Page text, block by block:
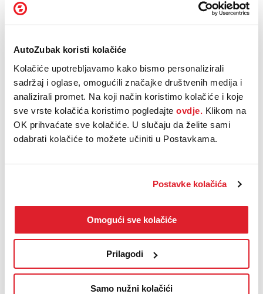
AutoZubak koristi kolačiće
Kolačiće upotrebljavamo kako bismo personalizirali
sadržaj i oglase, omogućili značajke društvenih medija i
analizirali promet. Na koji način koristimo kolačiće i koje
sve vrste kolačića koristimo pogledajte ovdje. Klikom na
OK prihvaćate sve kolačiće. U slučaju da želite sami
odabrati kolačiće to možete učiniti u Postavkama.
Postavke kolačića
Omogući sve kolačiće
Prilagodi
Samo nužni kolačići
Sustavi potpora za vozača
izlaska iz parkirnog mjesta (Rear Cross Traffic Alert), potpora za
potporom za zaustavljanje u nuždi (Emergency Assist).
U novitete se ubraja „Travel Assist“koji prvi put u nekom Volkswagen
gospodarskom vozilu omogućujepotpomognutu vožnjuu
cjelokupnom rasponu brzine. U kombinaciji sa sustavom „Travel
Assist“, novokoncipirano višenamjensko kolo upravljača modela
Caddy opremljeno je
kapacitivnim senzorima.
Novi VW Caddy oprema
Novi VW Caddy 4Motion
Novi VW Caddy je svestrano gospodarsko vozilo s pogonom na sve
kotače koje donosi izvanrednu trakciju i stabilnost. Idealno je za
komercijalnu upotrebu, ali i za obiteljske izlete. Pogon na sve kotače